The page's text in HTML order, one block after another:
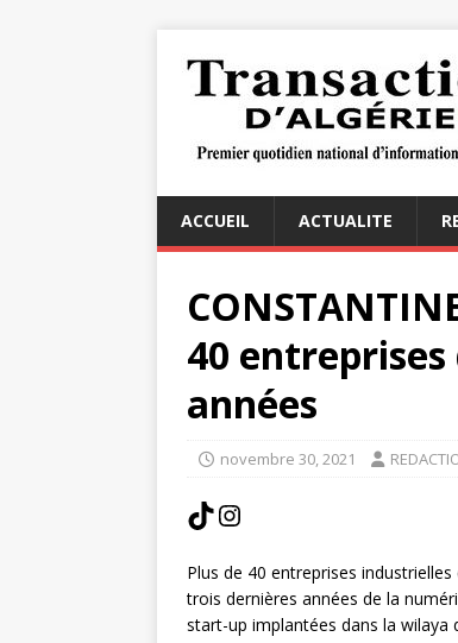
ACCUEIL ACTUALITE
40
années
novembre 30, 2021
Plus de 40 entreprises
trois dernières années de la
start-up implantées dans la wilaya